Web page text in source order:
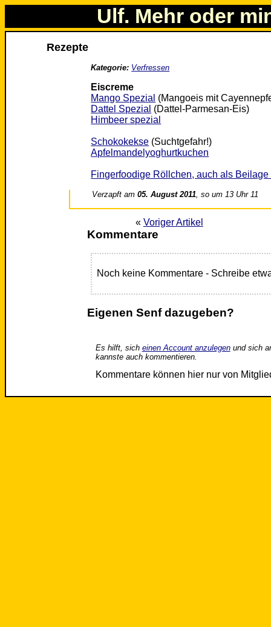
Ulf. Mehr oder
Rezepte
Kategorie: Verfressen
Eiscreme
Mango Spezial (Mangoeis mit
Dattel Spezial (Dattel-Parmesan-Eis)
Himbeer spezial
Schokokekse (Suchtgefahr!)
Apfelmandelyoghurtkuchen
Fingerfoodige Röllchen, auch als Beilage
Verzapft am05. August 2011, so um 13 Uhr 11
« Voriger Artikel
Kommentare
Noch keine Kommentare - Schreibe
Eigenen Senf dazugeben?
Es hilft, sich einen Account anzulegenund sich
kannste auch kommentieren.
Kommentare können hier nur von